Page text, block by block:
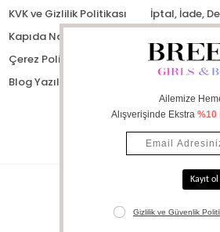
KVK ve Gizlilik Politikası
Kapıda Nakit Ödeme
Çerez Politikası
Blog Yazıları
İptal, İade,